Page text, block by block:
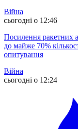
Війна
сьогодні о 12:46
Посилення ракетних
до майже 70%
опитування
Війна
сьогодні о 12:24